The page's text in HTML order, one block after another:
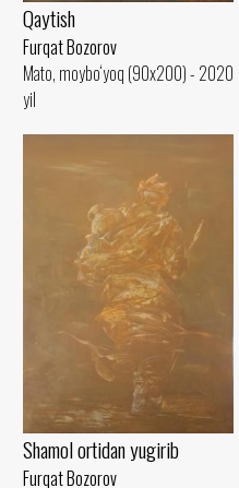
Qaytish
Furqat Bozorov
Mato, moybo‘yoq (90x200) - 2020
yil
Shamol ortidan yugirib
Furqat Bozorov